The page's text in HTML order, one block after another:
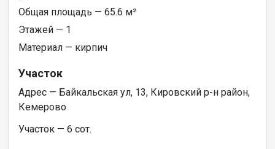
Общая площадь — 65.6 м²
Этажей — 1
Материал — кирпич
Участок
Адрес — Байкальская ул, 13, Кировский р-н район,
Кемерово
Участок — 6 сот.